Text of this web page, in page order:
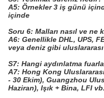
A5: Örnekler 3 iş günü
içinde
Soru 6: Malları nasıl ve
A6: Genellikle DHL, UPS,
veya deniz gibi
S7: Hangi aydınlatma
A7: Hong Kong
- 30 Ekim), Guangzhou
Haziran), Işık + Bina, LFI vb.